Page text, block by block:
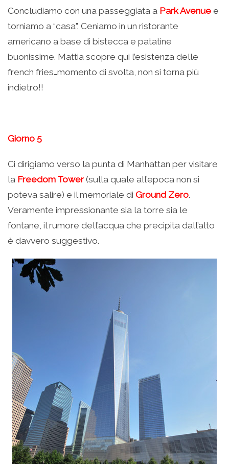
Concludiamo con una passeggiata a Park Avenue e
torniamo a “casa”. Ceniamo in un ristorante
americano a base di bistecca e patatine
buonissime. Mattia scopre qui l’esistenza delle
french fries…momento di svolta, non si torna più
indietro!!
Giorno 5
Ci dirigiamo verso la punta di Manhattan per visitare
la Freedom Tower (sulla quale all’epoca non si
poteva salire) e il memoriale di Ground Zero.
Veramente impressionante sia la torre sia le
fontane, il rumore dell’acqua che precipita dall’alto
è davvero suggestivo.